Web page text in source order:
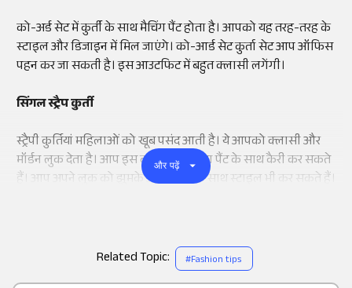
as a
को-अर्ड सेट में कुर्ती के साथ मैचिंग पैंट होता है। आपको यह तरह-तरह के
स्टाइल और डिजाइन में मिल जाएंगे। को-आर्ड सेट कुर्ता सेट आप ऑफिस
पहन कर जा सकती है। इस आउटफिट में बहुत क्लासी लगेंगी।
सिंगल स्ट्रैप कुर्ती
स्ट्रैपी कुर्तियां महिलाओं को खूब पसंद आती है। ये आपको क्लासी और
मॉर्डन लुक देता है। आप इस कुर्ती को जींस या पैंट के साथ कैरी कर सकते
हैं। आप अपने लुक को झुमके और चोकर के साथ स्टाइल भी कर सकते हैं।
और पढ़ें
Related Topic: #Fashion tips